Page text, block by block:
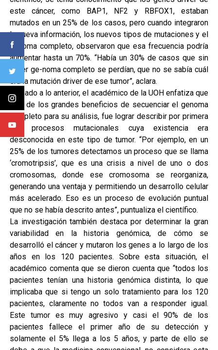
este cáncer, como BAP1, NF2 y RBFOX1, estaban
mutados en un 25% de los casos, pero cuando integraron
la nueva información, los nuevos tipos de mutaciones y el
genoma completo, observaron que esa frecuencia podría
aumentar hasta un 70%. “Había un 30% de casos que sin
hacer ge-noma completo se perdían, que no se sabía cuál
era la mutación driver de ese tumor”, aclara.
Sumado a lo anterior, el académico de la UOH enfatiza que
otro de los grandes beneficios de secuenciar el genoma
completo para su análisis, fue lograr describir por primera
vez procesos mutacionales cuya existencia era
desconocida en este tipo de tumor. “Por ejemplo, en un
25% de los tumores detectamos un proceso que se llama
‘cromotripsis’, que es una crisis a nivel de uno o dos
cromosomas, donde ese cromosoma se reorganiza,
generando una ventaja y permitiendo un desarrollo celular
más acelerado. Eso es un proceso de evolución puntual
que no se había descrito antes”, puntualiza el científico.
La investigación también destaca por determinar la gran
variabilidad en la historia genómica, de cómo se
desarrolló el cáncer y mutaron los genes a lo largo de los
años en los 120 pacientes. Sobre esta situación, el
académico comenta que se dieron cuenta que “todos los
pacientes tenían una historia genómica distinta, lo que
implicaba que si tengo un solo tratamiento para los 120
pacientes, claramente no todos van a responder igual.
Este tumor es muy agresivo y casi el 90% de los
pacientes fallece el primer año de su detección y
solamente el 5% llega a los 5 años, y parte de ello se